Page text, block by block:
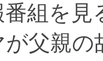
番組を
父親